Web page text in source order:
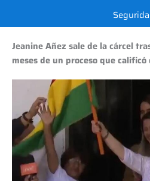
Jeanine Añez sale de la cárcel
meses de un proceso que calificó